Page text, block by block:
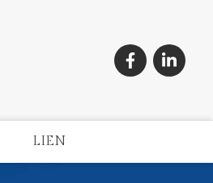
LIEN